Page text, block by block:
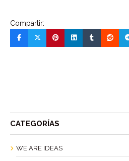
Compartir:
CATEGORÍAS
WE ARE IDEAS